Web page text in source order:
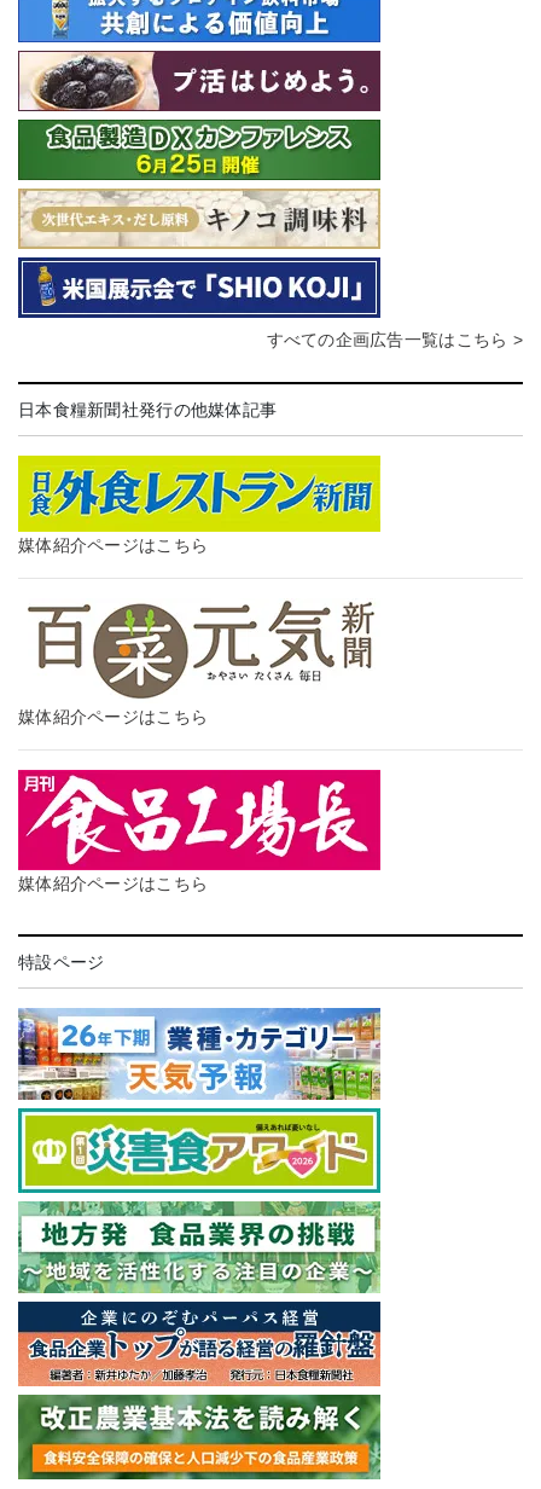
すべての企画広告一覧はこちら >
日本食糧新聞社発行の他媒体記事
媒体紹介ページはこちら
媒体紹介ページはこちら
媒体紹介ページはこちら
特設ページ